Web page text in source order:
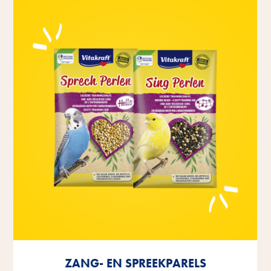
ZANG- EN SPREEKPARELS
ZANG- EN SPREEKPARELS
ZANG- EN SPREEKPARELS